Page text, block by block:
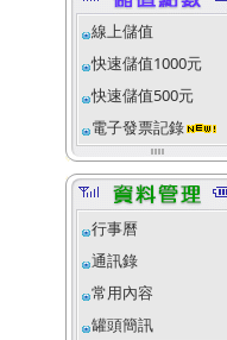
線上儲值
快速儲值1000元
快速儲值500元
電子發票記錄
行事曆
通訊錄
常用內容
罐頭簡訊